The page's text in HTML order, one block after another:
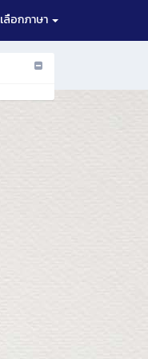
เลือกภาษา